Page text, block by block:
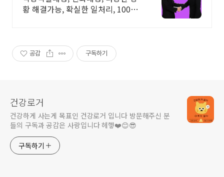
황 해결가능, 확실한 일처리, 100%
공감 구독하기
건강로거
건강하게 사는게 목표인 건강로거 입니다 방문해주신 분
들의 구독과 공감은 사랑입니다 헤헿❤️😊😎
구독하기